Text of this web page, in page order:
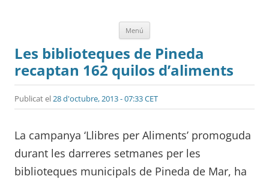
Menú
Les biblioteques de Pineda
recaptan 162 quilos d’aliments
Publicat el28 d'octubre, 2013 - 07:33 CET
La campanya ‘Llibres per Aliments’ promoguda
durant les darreres setmanes per les
biblioteques municipals de Pineda de Mar, ha